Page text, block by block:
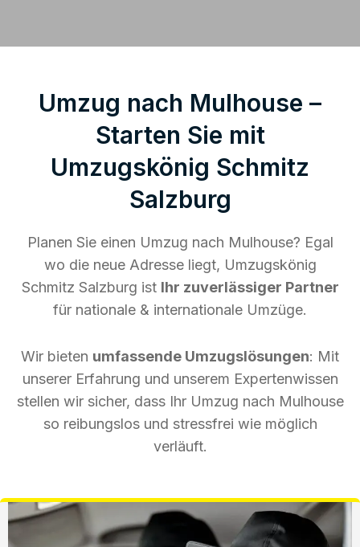
Umzug nach Mulhouse –
Starten Sie mit
Umzugskönig Schmitz
Salzburg
Planen Sie einen Umzug nach Mulhouse? Egal
wo die neue Adresse liegt, Umzugskönig
Schmitz Salzburg ist Ihr zuverlässiger Partner
für nationale & internationale Umzüge.
Wir bieten umfassende Umzugslösungen: Mit
unserer Erfahrung und unserem Expertenwissen
stellen wir sicher, dass Ihr Umzug nach Mulhouse
so reibungslos und stressfrei wie möglich
verläuft.